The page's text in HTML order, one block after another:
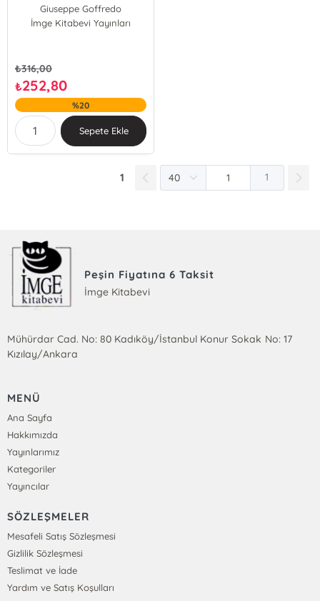
Giuseppe Goffredo
İmge Kitabevi Yayınları
₺316,00
₺252,80
%20
Sepete Ekle
1 1
Peşin Fiyatına 6 Taksit
İmge Kitabevi
Mühürdar Cad. No: 80 Kadıköy/İstanbul Konur Sokak No: 17
Kızılay/Ankara
MENÜ
Ana Sayfa
Hakkımızda
Yayınlarımız
Kategoriler
Yayıncılar
SÖZLEŞMELER
Mesafeli Satış Sözleşmesi
Gizlilik Sözleşmesi
Teslimat ve İade
Yardım ve Satış Koşulları